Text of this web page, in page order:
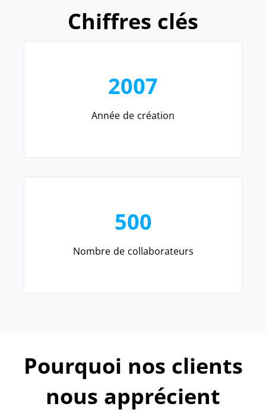
Chiffres clés
2007
Année de création
500
Nombre de collaborateurs
Pourquoi nos clients
nous apprécient